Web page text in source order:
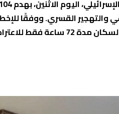
والتهجير القسري. ووفقًا
تمهيدًا للهدم. وتُعد هذه الخطوة